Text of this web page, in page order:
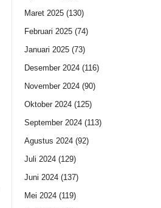
Maret 2025(130)
Februari 2025(74)
Januari 2025(73)
Desember 2024(116)
November 2024(90)
Oktober 2024(125)
September 2024(113)
Agustus 2024(92)
Juli 2024(129)
Juni 2024(137)
Mei 2024(119)